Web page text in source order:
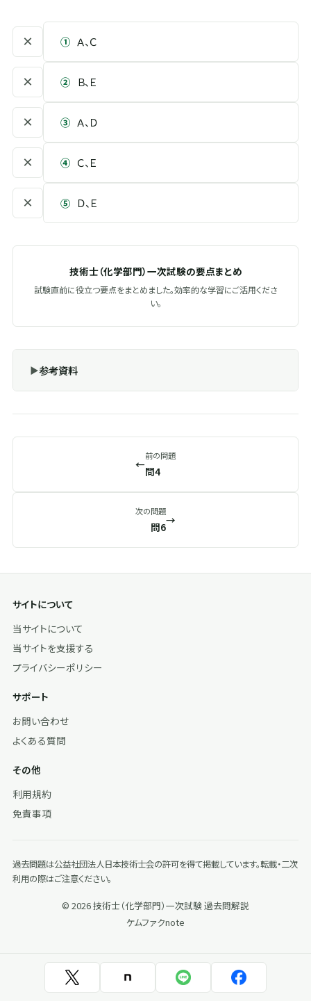
× ① Ａ、Ｃ
× ② Ｂ、Ｅ
× ③ Ａ、Ｄ
× ④ Ｃ、Ｅ
× ⑤ Ｄ、Ｅ
技術士（化学部門）一次試験の要点まとめ
試験直前に役立つ要点をまとめました。効率的な学習にご活用くださ
い。
参考資料
←
前の問題
問4
次の問題
問6
→
サイトについて
当サイトについて
当サイトを支援する
プライバシーポリシー
サポート
お問い合わせ
よくある質問
その他
利用規約
免責事項
過去問題は公益社団法人日本技術士会の許可を得て掲載しています。転載・二次
利用の際はご注意ください。
© 2026 技術士（化学部門）一次試験 過去問解説
ケムファクnote